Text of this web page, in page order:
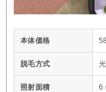
本体価格
脱毛方式
照射面積